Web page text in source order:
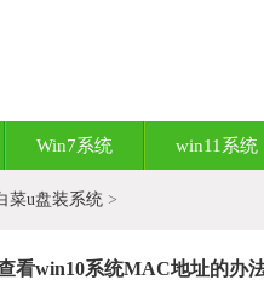
Win7系统 win11系统
菜u盘装系统 >
看win10系统MAC地址的办